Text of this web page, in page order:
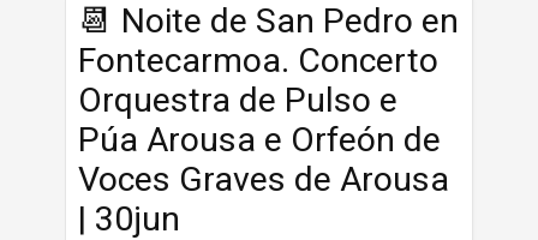
📆 Noite de San Pedro en
Fontecarmoa. Concerto
Orquestra de Pulso e
Púa Arousa e Orfeón de
Voces Graves de Arousa
| 30jun